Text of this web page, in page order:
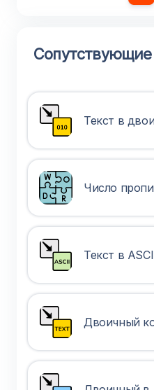
Текст в
Число
Текст в
Двоичный